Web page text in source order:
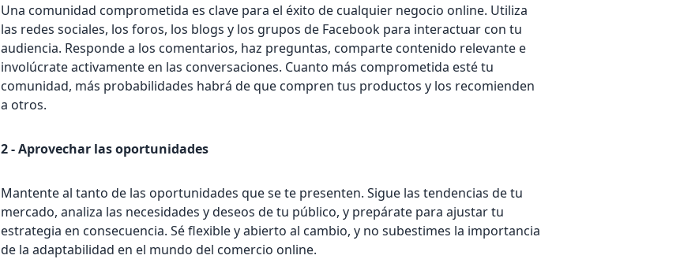
Una comunidad comprometida es clave para el éxito de cualquier negocio online. Utiliza
las redes sociales, los foros, los blogs y los grupos de Facebook para interactuar con tu
audiencia. Responde a los comentarios, haz preguntas, comparte contenido relevante e
involúcrate activamente en las conversaciones. Cuanto más comprometida esté tu
comunidad, más probabilidades habrá de que compren tus productos y los recomienden
a otros.
2 - Aprovechar las oportunidades
Mantente al tanto de las oportunidades que se te presenten. Sigue las tendencias de tu
mercado, analiza las necesidades y deseos de tu público, y prepárate para ajustar tu
estrategia en consecuencia. Sé flexible y abierto al cambio, y no subestimes la importancia
de la adaptabilidad en el mundo del comercio online.